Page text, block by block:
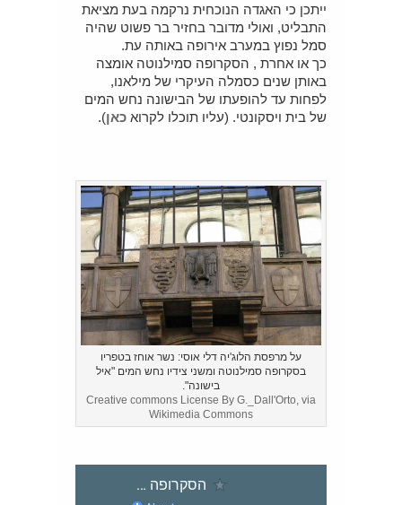
ייתכן כי האגדה הנוכחית נרקמה בעת מציאת
התבליט, ואולי מדובר בחזיר בר פשוט שהיה
סמל נפוץ במערב אירופה באותה עת.
כך או אחרת , הסקרופה סמילנוטה אומצה
באותן שנים כסמלה העיקרי של מילאנו,
לפחות עד להופעתו של הבישונה נחש המים
של בית ויסקונטי. (עליו תוכלו לקרוא כאן).
על מרפסת הלוג'יה דלי אוסי: נשר אוחז בטפריו
בסקרופה סמילנוטה ומשני צידיו נחש המים "איל
בישונה".
Creative commons License By G._Dall'Orto, via
Wikimedia Commons